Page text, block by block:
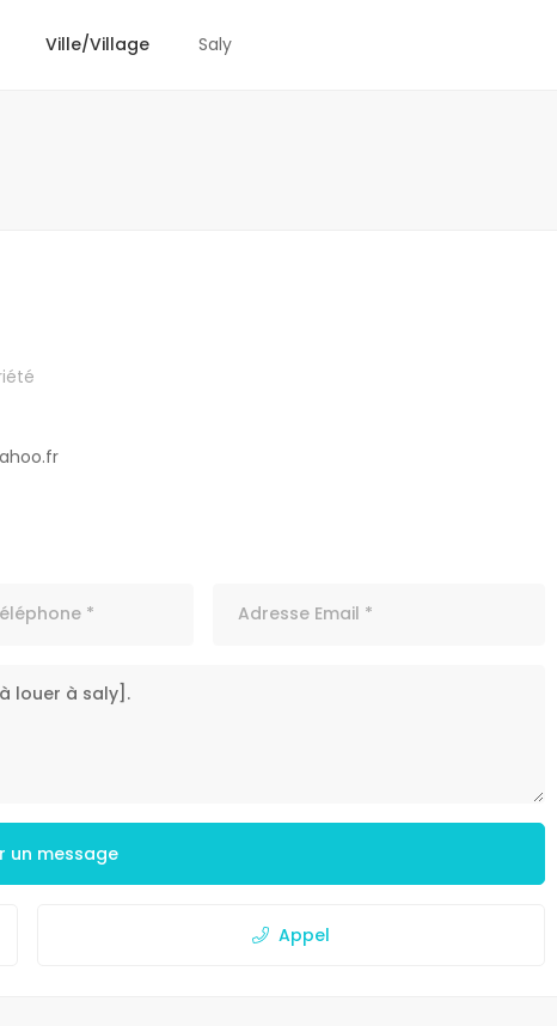
Ville/Village Saly
un message
Appel